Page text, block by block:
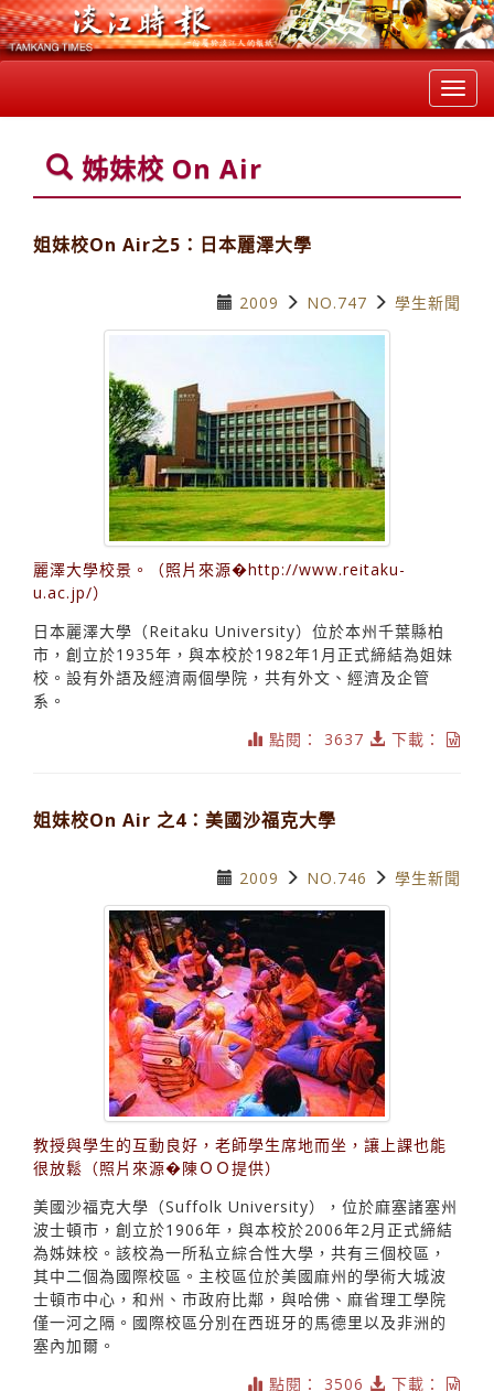
姊妹校 On Air
姐妹校On Air之5：日本麗澤大學
2009 NO.747 學生新聞
麗澤大學校景。（照片來源�http://www.reitaku-
u.ac.jp/）
日本麗澤大學（Reitaku University）位於本州千葉縣柏
市，創立於1935年，與本校於1982年1月正式締結為姐妹
校。設有外語及經濟兩個學院，共有外文、經濟及企管
系。
點閱： 3637
下載：
姐妹校On Air 之4：美國沙福克大學
2009 NO.746 學生新聞
教授與學生的互動良好，老師學生席地而坐，讓上課也能
很放鬆（照片來源�陳ＯＯ提供）
美國沙福克大學（Suffolk University），位於麻塞諸塞州
波士頓市，創立於1906年，與本校於2006年2月正式締結
為姊妹校。該校為一所私立綜合性大學，共有三個校區，
其中二個為國際校區。主校區位於美國麻州的學術大城波
士頓市中心，和州、市政府比鄰，與哈佛、麻省理工學院
僅一河之隔。國際校區分別在西班牙的馬德里以及非洲的
塞內加爾。
點閱： 3506
下載：